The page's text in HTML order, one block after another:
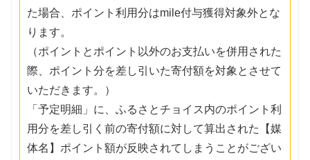
た場合、ポイント利用分はmile付与獲得対象外とな
ります。
（ポイントとポイント以外のお支払いを併用された
際、ポイント分を差し引いた寄付額を対象とさせて
いただきます。）
「予定明細」に、ふるさとチョイス内のポイント利
用分を差し引く前の寄付額に対して算出された【媒
体名】ポイント額が反映されてしまうことがござい